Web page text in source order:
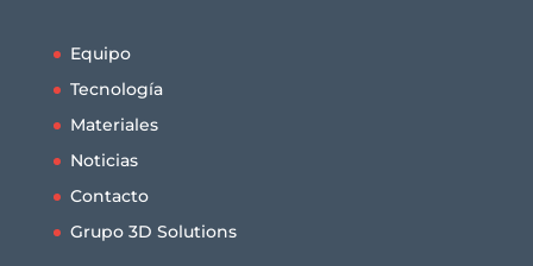
Equipo
Tecnología
Materiales
Noticias
Contacto
Grupo 3D Solutions